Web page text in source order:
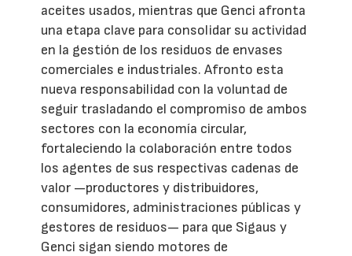
aceites usados, mientras que Genci afronta
una etapa clave para consolidar su actividad
en la gestión de los residuos de envases
comerciales e industriales. Afronto esta
nueva responsabilidad con la voluntad de
seguir trasladando el compromiso de ambos
sectores con la economía circular,
fortaleciendo la colaboración entre todos
los agentes de sus respectivas cadenas de
valor —productores y distribuidores,
consumidores, administraciones públicas y
gestores de residuos— para que Sigaus y
Genci sigan siendo motores de